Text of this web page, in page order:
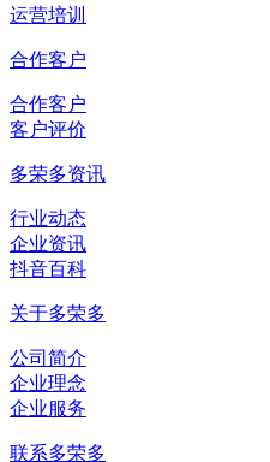
运营培训
合作客户
合作客户
客户评价
多荣多资讯
行业动态
企业资讯
抖音百科
关于多荣多
公司简介
企业理念
企业服务
联系多荣多